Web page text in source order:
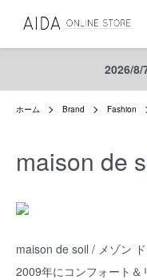
2026/8/
ホーム Brand Fashion
maison de
maison de soil / メゾン
2009年にコンフォート